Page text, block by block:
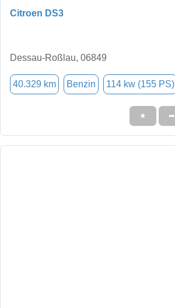
Citroen DS3
Dessau-Roßlau, 06849
40.329 km Benzin 114 kw (155 PS)
★ ➦